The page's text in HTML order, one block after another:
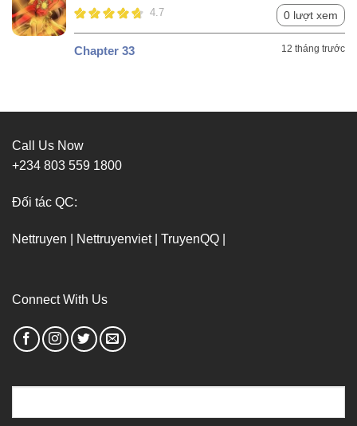
4.7 0 lượt xem
Chapter 33 12 tháng trước
Call Us Now
+234 803 559 1800
Đối tác QC:
Nettruyen Nettruyenviet| TruyenQQ
Connect With Us